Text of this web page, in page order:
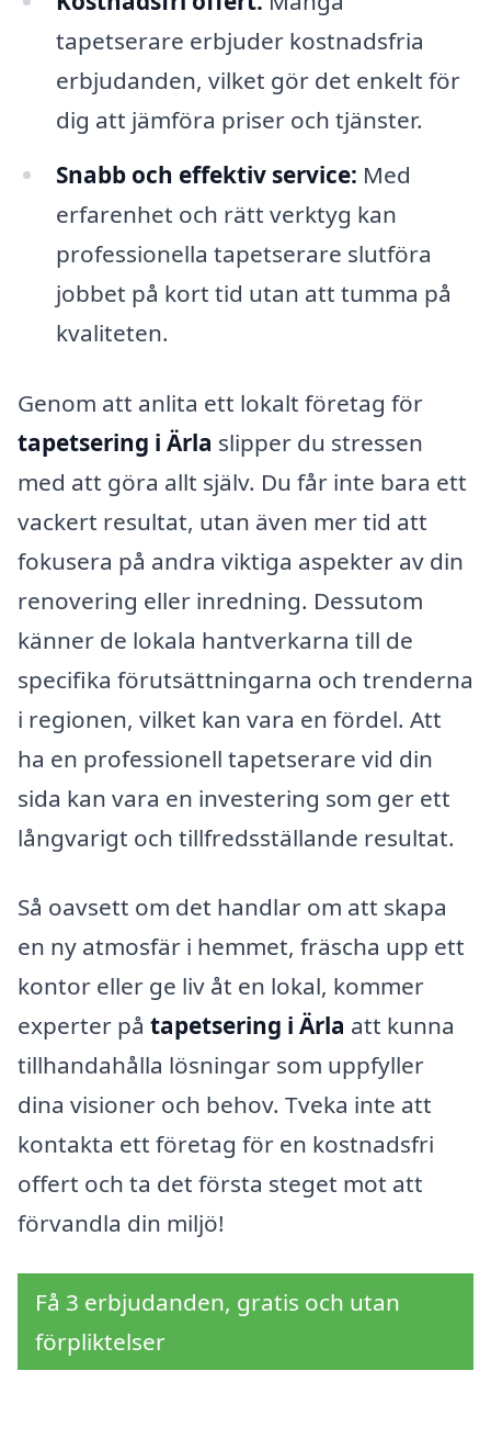
tapetserare erbjuder kostnadsfria
erbjudanden, vilket gör det enkelt för
dig att jämföra priser och tjänster.
Snabb och effektiv service: Med
erfarenhet och rätt verktyg kan
professionella tapetserare slutföra
jobbet på kort tid utan att tumma på
kvaliteten.
Genom att anlita ett lokalt företag för
tapetsering i Ärla slipper du stressen
med att göra allt själv. Du får inte bara ett
vackert resultat, utan även mer tid att
fokusera på andra viktiga aspekter av din
renovering eller inredning. Dessutom
känner de lokala hantverkarna till de
specifika förutsättningarna och trenderna
i regionen, vilket kan vara en fördel. Att
ha en professionell tapetserare vid din
sida kan vara en investering som ger ett
långvarigt och tillfredsställande resultat.
Så oavsett om det handlar om att skapa
en ny atmosfär i hemmet, fräscha upp ett
kontor eller ge liv åt en lokal, kommer
experter på tapetsering i Ärla att kunna
tillhandahålla lösningar som uppfyller
dina visioner och behov. Tveka inte att
kontakta ett företag för en kostnadsfri
offert och ta det första steget mot att
förvandla din miljö!
Få 3 erbjudanden, gratis och utan
förpliktelser